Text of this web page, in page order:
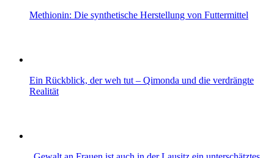
Methionin: Die synthetische Herstellung von Futtermittel
Ein Rückblick, der weh tut – Qimonda und die verdrängte
Realität